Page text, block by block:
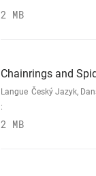
2 MB
Chainrings and
Langue
:
Český Jazyk,
2 MB